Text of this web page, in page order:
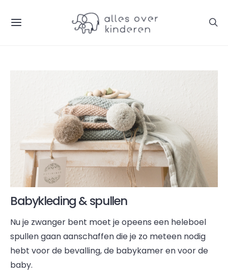
Babykleding & spullen
Nu je zwanger bent moet je opeens een heleboel
spullen gaan aanschaffen die je zo meteen nodig
hebt voor de bevalling, de babykamer en voor de
baby.